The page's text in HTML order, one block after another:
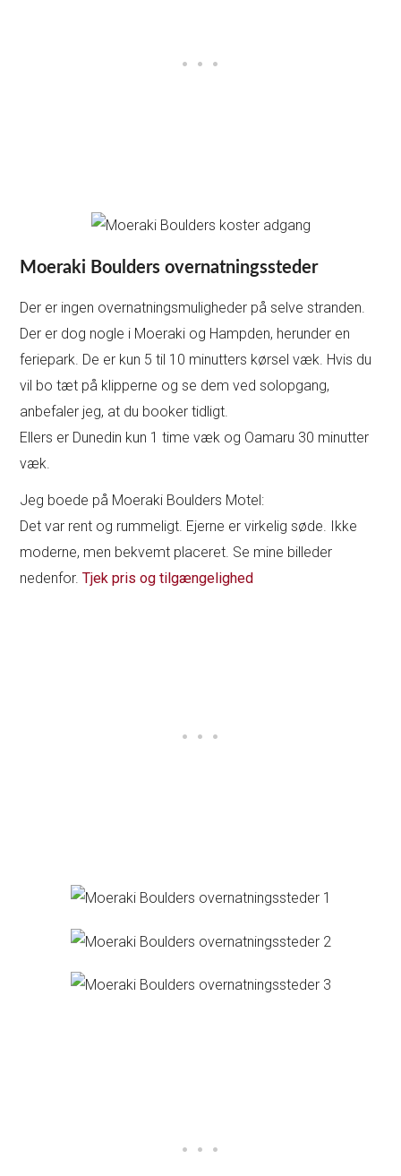
Moeraki Boulders overnatningssteder
Der er ingen overnatningsmuligheder på selve stranden.
Der er dog nogle i Moeraki og Hampden, herunder en
feriepark. De er kun 5 til 10 minutters kørsel væk. Hvis du
vil bo tæt på klipperne og se dem ved solopgang,
anbefaler jeg, at du booker tidligt.
Ellers er Dunedin kun 1 time væk og Oamaru 30 minutter
væk.
Jeg boede på Moeraki Boulders Motel:
Det var rent og rummeligt. Ejerne er virkelig søde. Ikke
moderne, men bekvemt placeret. Se mine billeder
nedenfor.Tjek pris og tilgængelighed